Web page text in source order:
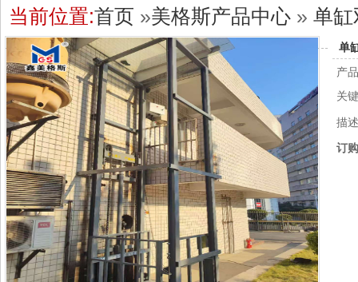
当前位置:首页 »美格斯产品中心 » 单缸
单
产
关
描
订